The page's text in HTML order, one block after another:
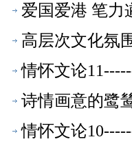
爱国爱港 笔力
高层次文化氛
情怀文论
诗情画意的鹭
情怀文论